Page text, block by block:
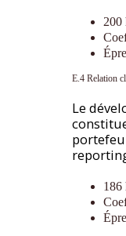
200
E.4 Relation
Le
186